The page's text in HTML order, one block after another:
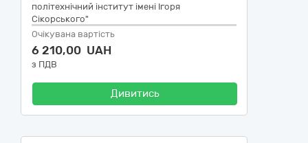
політехнічний інститут імені Ігоря
Сікорського"
Очікувана вартість
6 210,00 UAH
з ПДВ
Дивитись